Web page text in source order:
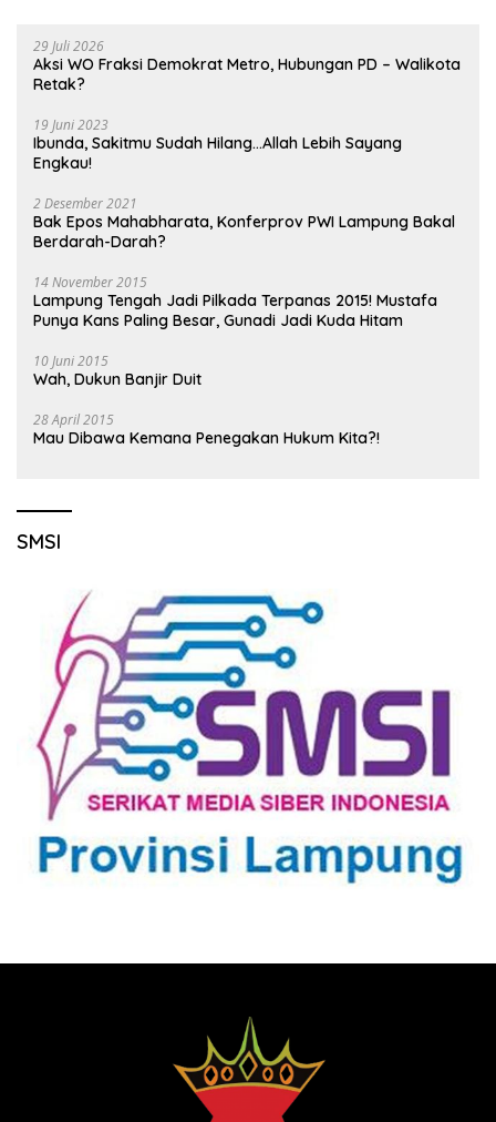
29 Juli 2026
Aksi WO Fraksi Demokrat Metro, Hubungan PD – Walikota
Retak?
19 Juni 2023
Ibunda, Sakitmu Sudah Hilang…Allah Lebih Sayang
Engkau!
2 Desember 2021
Bak Epos Mahabharata, Konferprov PWI Lampung Bakal
Berdarah-Darah?
14 November 2015
Lampung Tengah Jadi Pilkada Terpanas 2015! Mustafa
Punya Kans Paling Besar, Gunadi Jadi Kuda Hitam
10 Juni 2015
Wah, Dukun Banjir Duit
28 April 2015
Mau Dibawa Kemana Penegakan Hukum Kita?!
SMSI